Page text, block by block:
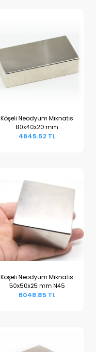
Sepete Ekle
Köşeli Neodyum Mıknatıs
80x40x20 mm
4645.52 TL
Sepete Ekle
Köşeli Neodyum Mıknatıs
50x50x25 mm N45
6048.85 TL